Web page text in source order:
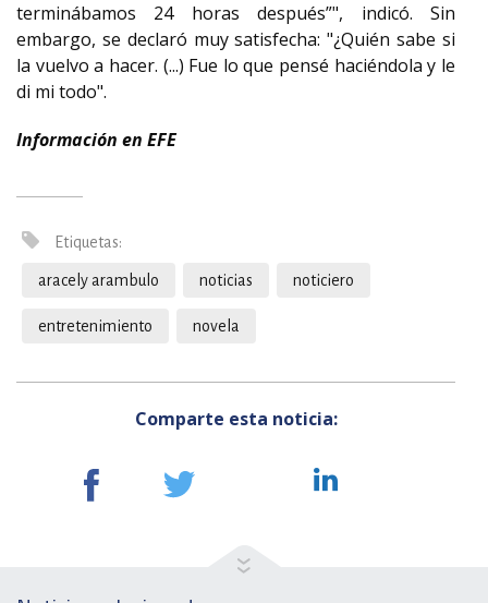
terminábamos 24 horas después”", indicó. Sin
embargo, se declaró muy satisfecha: "¿Quién sabe si
la vuelvo a hacer. (...) Fue lo que pensé haciéndola y le
di mi todo".
Información en EFE
Etiquetas:
aracely arambulo noticias noticiero
entretenimiento novela
Comparte esta noticia: